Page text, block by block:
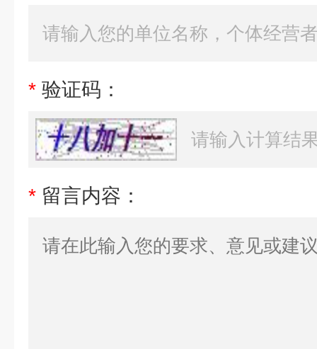
* 验证码：
* 留言内容：